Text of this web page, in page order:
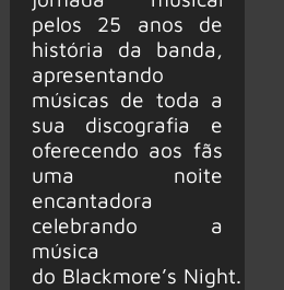
pelos 25 anos de
história da banda,
apresentando
músicas de toda a
sua discografia e
oferecendo aos fãs
uma noite
encantadora
celebrando a
música
do Blackmore’s Night.